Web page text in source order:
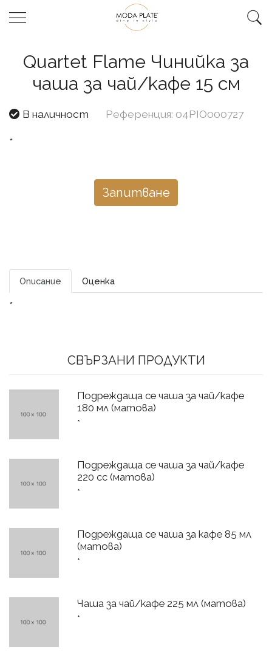
Quartet Flame Чинийка за
чаша за чай/кафе 15 см
В наличност Референция: 04PIO000727
*
Запитване
Описание Оценка
*
СВЪРЗАНИ ПРОДУКТИ
Подреждаща се чаша за чай/кафе
180 мл (матова)
*
Подреждаща се чаша за чай/кафе
220 cc (матова)
*
Подреждаща се чаша за кафе 85 мл
(матова)
*
Чаша за чай/кафе 225 мл (матова)
*